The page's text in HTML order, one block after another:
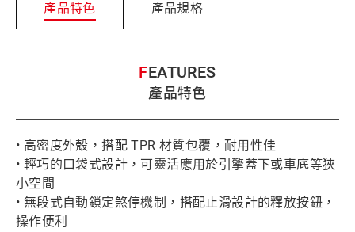
產品特色 產品規格
FEATURES
產品特色
• 高密度外殼，搭配 TPR 材質包覆，耐用性佳
• 輕巧的口袋式設計，可靈活應用於引擎蓋下或車底等狹
小空間
• 無段式自動鎖定煞停機制，搭配止滑設計的釋放按鈕，
操作便利